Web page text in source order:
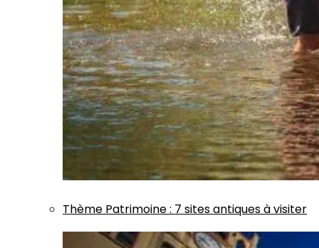
Thème Patrimoine: 7 sites antiques à visiter